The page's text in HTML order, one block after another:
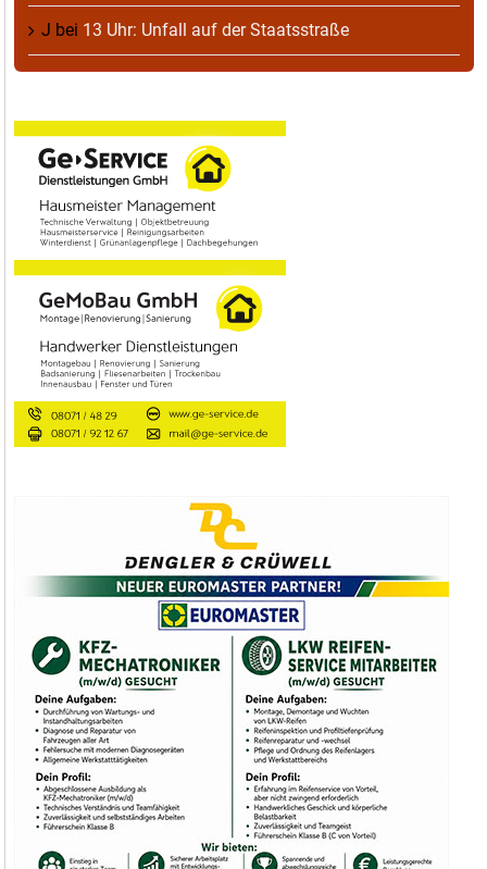
J bei 13 Uhr: Unfall auf der Staatsstraße